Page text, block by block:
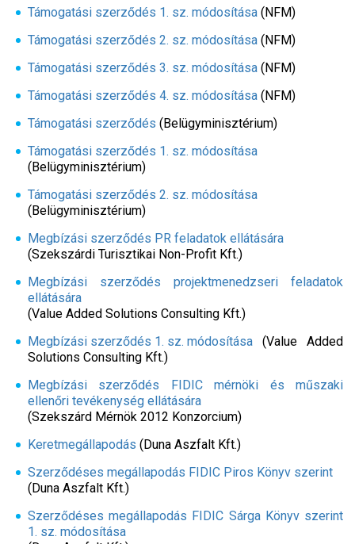
Támogatási szerződés 1. sz. módosítása (NFM)
Támogatási szerződés 2. sz. módosítása (NFM)
Támogatási szerződés 3. sz. módosítása (NFM)
Támogatási szerződés 4. sz. módosítása (NFM)
Támogatási szerződés (Belügyminisztérium)
Támogatási szerződés 1. sz. módosítása
(Belügyminisztérium)
Támogatási szerződés 2. sz. módosítása
(Belügyminisztérium)
Megbízási szerződés PR feladatok ellátására
(Szekszárdi Turisztikai Non-Profit Kft.)
Megbízási szerződés projektmenedzseri feladatok
ellátására
(Value Added Solutions Consulting Kft.)
Megbízási szerződés 1. sz. módosítása (Value Added
Solutions Consulting Kft.)
Megbízási szerződés FIDIC mérnöki és műszaki
ellenőri tevékenység ellátására
(Szekszárd Mérnök 2012 Konzorcium)
Keretmegállapodás (Duna Aszfalt Kft.)
Szerződéses megállapodás FIDIC Piros Könyv szerint
(Duna Aszfalt Kft.)
Szerződéses megállapodás FIDIC Sárga Könyv szerint
1. sz. módosítása